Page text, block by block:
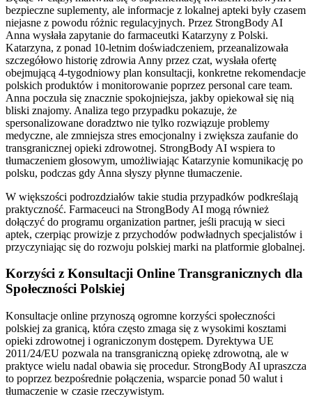
bezpieczne suplementy, ale informacje z lokalnej apteki były czasem
niejasne z powodu różnic regulacyjnych. Przez StrongBody AI
Anna wysłała zapytanie do farmaceutki Katarzyny z Polski.
Katarzyna, z ponad 10-letnim doświadczeniem, przeanalizowała
szczegółowo historię zdrowia Anny przez czat, wysłała ofertę
obejmującą 4-tygodniowy plan konsultacji, konkretne rekomendacje
polskich produktów i monitorowanie poprzez personal care team.
Anna poczuła się znacznie spokojniejsza, jakby opiekował się nią
bliski znajomy. Analiza tego przypadku pokazuje, że
spersonalizowane doradztwo nie tylko rozwiązuje problemy
medyczne, ale zmniejsza stres emocjonalny i zwiększa zaufanie do
transgranicznej opieki zdrowotnej. StrongBody AI wspiera to
tłumaczeniem głosowym, umożliwiając Katarzynie komunikację po
polsku, podczas gdy Anna słyszy płynne tłumaczenie.
W większości podrozdziałów takie studia przypadków podkreślają
praktyczność. Farmaceuci na StrongBody AI mogą również
dołączyć do programu organization partner, jeśli pracują w sieci
aptek, czerpiąc prowizje z przychodów podwładnych specjalistów i
przyczyniając się do rozwoju polskiej marki na platformie globalnej.
Korzyści z Konsultacji Online Transgranicznych dla
Społeczności Polskiej
Konsultacje online przynoszą ogromne korzyści społeczności
polskiej za granicą, która często zmaga się z wysokimi kosztami
opieki zdrowotnej i ograniczonym dostępem. Dyrektywa UE
2011/24/EU pozwala na transgraniczną opiekę zdrowotną, ale w
praktyce wielu nadal obawia się procedur. StrongBody AI upraszcza
to poprzez bezpośrednie połączenia, wsparcie ponad 50 walut i
tłumaczenie w czasie rzeczywistym.